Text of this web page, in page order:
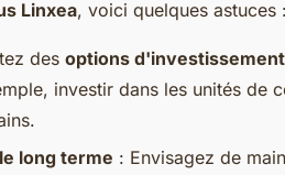
Linxea, voici quelques astuces :
des options
investir dans les unités de
long terme : Envisagez de